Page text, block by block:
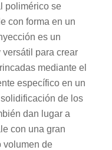
polimérico se
con forma en un
es un
para crear
mediante el
específico en un
de los
dan lugar a
con una gran
volumen de